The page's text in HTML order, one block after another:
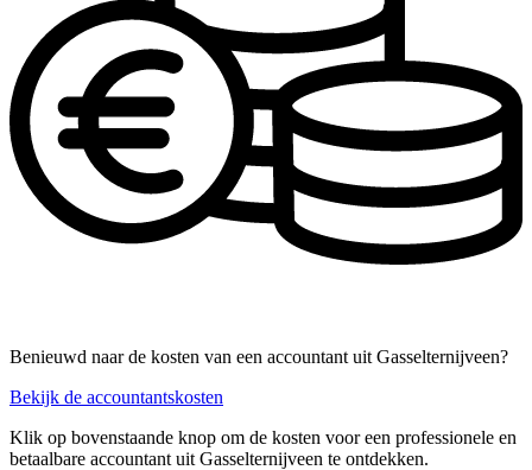
Benieuwd naar de kosten van een accountant uit Gasselternijveen?
Bekijk de accountantskosten
Klik op bovenstaande knop om de kosten voor een professionele en
betaalbare accountant uit Gasselternijveen te ontdekken.